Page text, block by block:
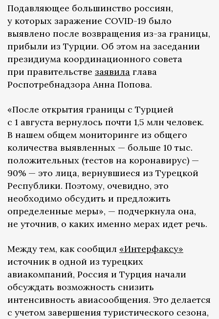
Подавляющее большинство россиян,
у которых заражение COVID-19 было
выявлено после возвращения из-за границы,
прибыли из Турции. Об этом на заседании
президиума координационного совета
при правительстве заявила глава
Роспотребнадзора Анна Попова.
«После открытия границы с Турцией
с 1 августа вернулось почти 1,5 млн человек.
В нашем общем мониторинге из общего
количества выявленных — больше 10 тыс.
положительных (тестов на коронавирус) —
90% — это лица, вернувшиеся из Турецкой
Республики. Поэтому, очевидно, это
необходимо обсудить и предложить
определенные меры», — подчеркнула она,
не уточнив, о каких именно мерах идет речь.
Между тем, как сообщил «Интерфаксу»
источник в одной из турецких
авиакомпаний, Россия и Турция начали
обсуждать возможность снизить
интенсивность авиасообщения. Это делается
с учетом завершения туристического сезона,